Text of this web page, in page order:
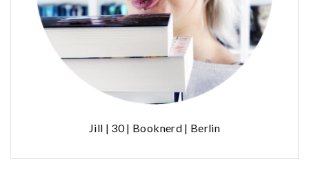
Jill | 30 | Booknerd | Berlin